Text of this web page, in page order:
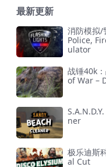
最新更新
消防模拟
Police,
ulator
战锤40k
of War –
ner
极乐迪斯
al Cut